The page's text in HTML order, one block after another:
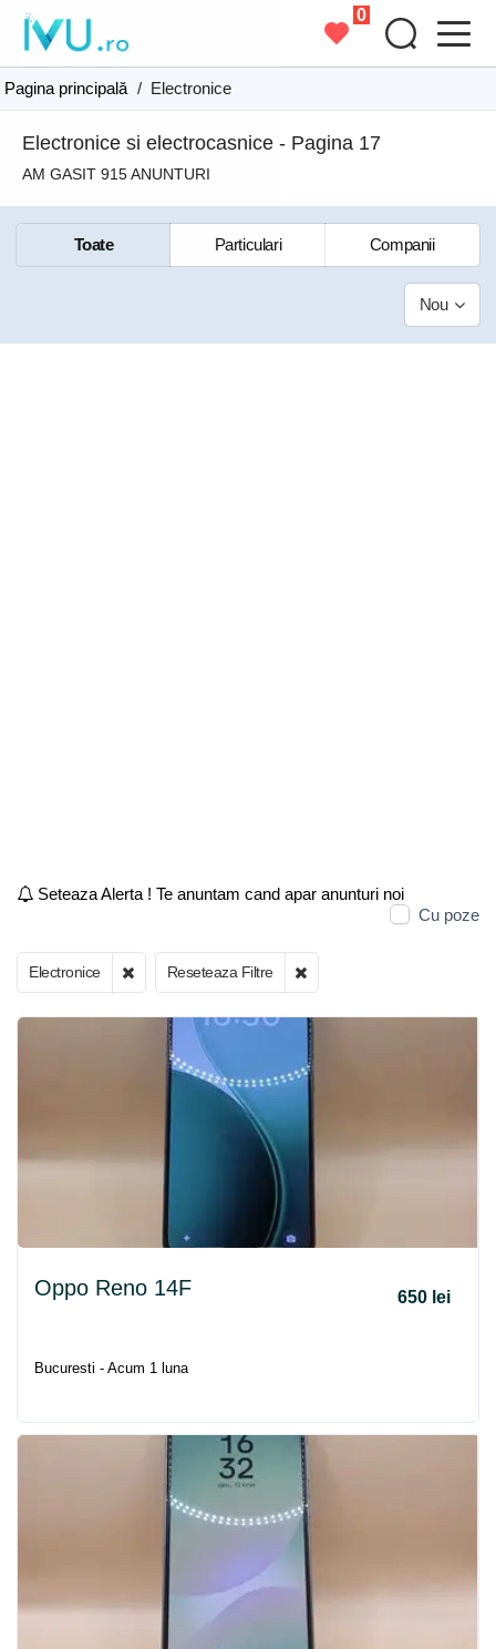
0
Pagina principală / Electronice
Electronice si electrocasnice - Pagina 17
AM GASIT 915 ANUNTURI
Toate Particulari Companii
Nou
Seteaza Alerta ! Te anuntam cand apar anunturi noi
Cu poze
Electronice Reseteaza Filtre
Oppo Reno 14F 650 lei
Bucuresti - Acum 1 luna